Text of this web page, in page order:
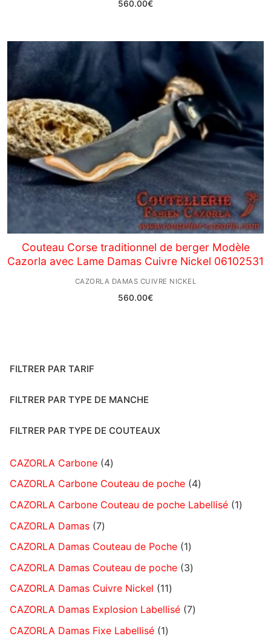
560.00€
Couteau Corse traditionnel de berger Modèle
Cazorla avec Lame Damas Cuivre Nickel 06102531
CAZORLA DAMAS CUIVRE NICKEL
560.00€
FILTRER PAR TARIF
FILTRER PAR TYPE DE MANCHE
FILTRER PAR TYPE DE COUTEAUX
CAZORLA Carbone 4
CAZORLA Carbone Couteau de poche 4
CAZORLA Carbone Couteau de poche Labellisé 1
CAZORLA Damas 7
CAZORLA Damas Couteau de Poche 1
CAZORLA Damas Couteau de poche 3
CAZORLA Damas Cuivre Nickel
11
CAZORLA Damas Explosion Labellisé 7
CAZORLA Damas Fixe Labellisé 1